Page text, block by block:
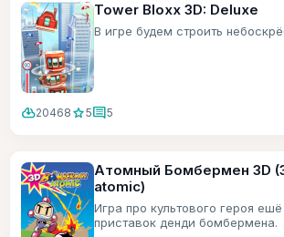
Tower Bloxx 3D: Deluxe
В игре будем строить
cloud_download20468 star5comment5
Атомный Бомбермен 3D
atomic)
Игра про культового героя
приставок денди бомбермена.